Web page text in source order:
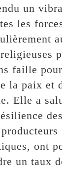
un
les
faille
la paix et
Elle a
des
ont
un taux